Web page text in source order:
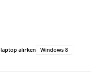
laptop alırken Windows 8